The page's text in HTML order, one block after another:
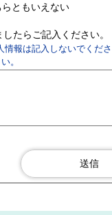
らともいえない
たらご記入ください。
情報は記入しないでく
。